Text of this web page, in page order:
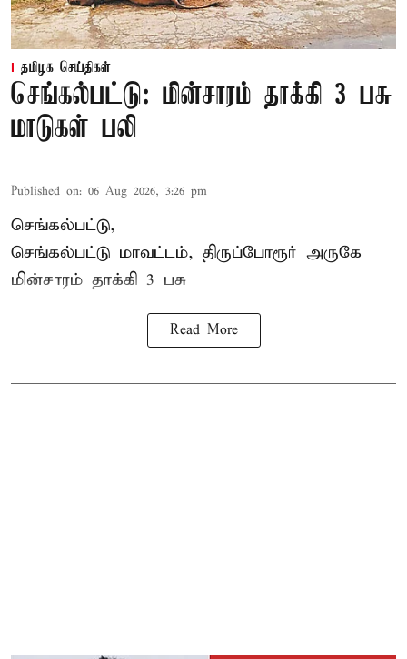
தமிழக செய்திகள்
செங்கல்பட்டு: மின்சாரம் தாக்கி 3 பசு
மாடுகள் பலி
Published on: 06 Aug 2026, 3:26 pm
செங்கல்பட்டு,
செங்கல்பட்டு மாவட்டம், திருப்போரூர் அருகே
மின்சாரம் தாக்கி 3 பசு
Read More